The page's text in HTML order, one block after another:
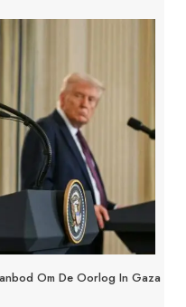
Om De Oorlog In Gaza